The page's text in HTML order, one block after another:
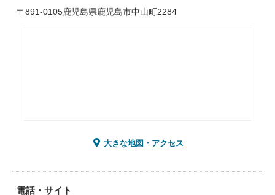
〒891-0105鹿児島県鹿児島市中山町2284
大きな地図・アクセス
電話・サイト